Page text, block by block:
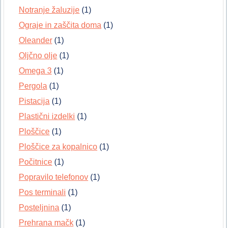
Notranje žaluzije (1)
Ograje in zaščita doma (1)
Oleander (1)
Oljčno olje (1)
Omega 3 (1)
Pergola (1)
Pistacija (1)
Plastični izdelki (1)
Ploščice (1)
Ploščice za kopalnico (1)
Počitnice (1)
Popravilo telefonov (1)
Pos terminali (1)
Posteljnina (1)
Prehrana mačk (1)